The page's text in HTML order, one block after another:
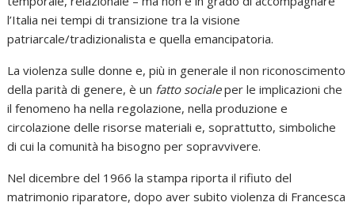
l’Italia nei tempi di transizione tra la visione
patriarcale/tradizionalista e quella emancipatoria.
La violenza sulle donne e, più in generale il non riconoscimento
della parità di genere, è un fatto socialeper le implicazioni che
il fenomeno ha nella regolazione, nella produzione e
circolazione delle risorse materiali e, soprattutto, simboliche
di cui la comunità ha bisogno per sopravvivere.
Nel dicembre del 1966 la stampa riporta il rifiuto del
matrimonio riparatore, dopo aver subito violenza di Francesca